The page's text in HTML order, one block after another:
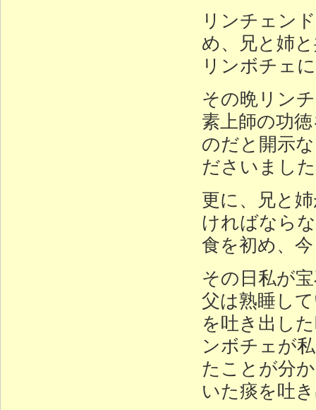
リンチェン
め、兄と姉
リンボチェ
その晩リン
素上師の功
のだと開示
ださいまし
更に、兄と
ければなら
食を初め、
その日私が
父は熟睡し
を吐き出し
ンボチェが
たことが分
いた痰を吐